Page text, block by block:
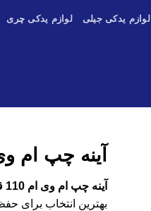
لوازم یدکی جیلی لوازم یدکی چری
آینه چپ ام وی ام
آینه چپ ام وی ام 110 قدیم با کیفیت اصلی، وارداتی و استوک
بهترین انتخاب برای